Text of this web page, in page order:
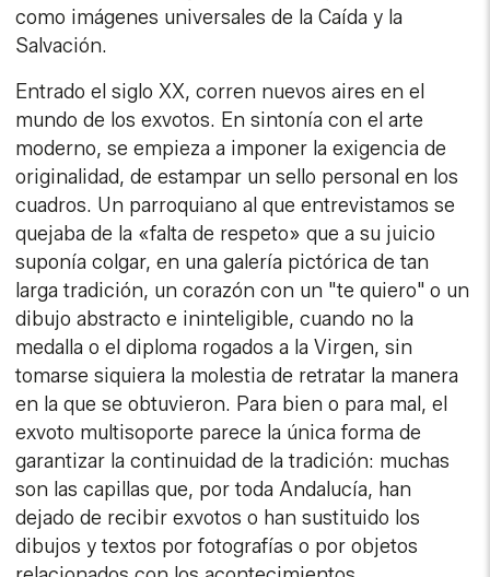
como imágenes universales de la Caída y la
Salvación.
Entrado el siglo XX, corren nuevos aires en el
mundo de los exvotos. En sintonía con el arte
moderno, se empieza a imponer la exigencia de
originalidad, de estampar un sello personal en los
cuadros. Un parroquiano al que entrevistamos se
quejaba de la «falta de respeto» que a su juicio
suponía colgar, en una galería pictórica de tan
larga tradición, un corazón con un "te quiero" o un
dibujo abstracto e ininteligible, cuando no la
medalla o el diploma rogados a la Virgen, sin
tomarse siquiera la molestia de retratar la manera
en la que se obtuvieron. Para bien o para mal, el
exvoto multisoporte parece la única forma de
garantizar la continuidad de la tradición: muchas
son las capillas que, por toda Andalucía, han
dejado de recibir exvotos o han sustituido los
dibujos y textos por fotografías o por objetos